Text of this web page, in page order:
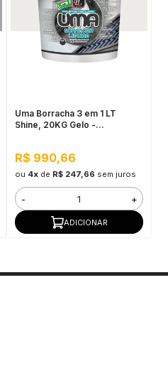
Uma Borracha 3 em 1 LT
Shine, 20KG Gelo -
R$ 990,66
ou 4xde R$ 247,66 sem juros
- +
ADICIONAR